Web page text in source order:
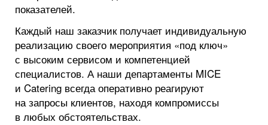
показателей.
Каждый наш заказчик получает индивидуальную
реализацию своего мероприятия «под ключ»
с высоким сервисом и компетенцией
специалистов. А наши департаменты MICE
и Catering всегда оперативно реагируют
на запросы клиентов, находя компромиссы
в любых обстоятельствах.